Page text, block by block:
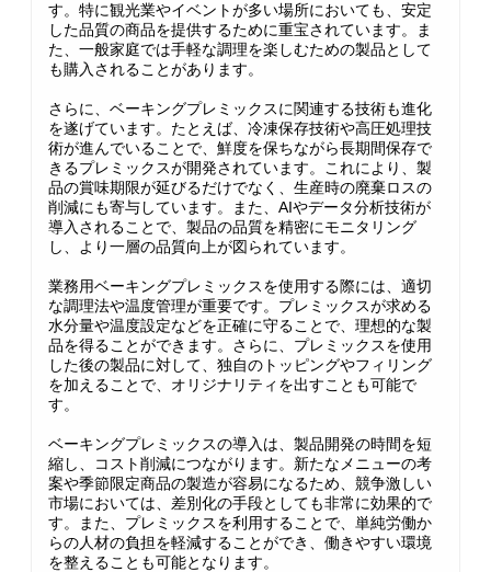
す。特に観光業やイベントが多い場所においても、安定
した品質の商品を提供するために重宝されています。ま
た、一般家庭では手軽な調理を楽しむための製品として
も購入されることがあります。
さらに、ベーキングプレミックスに関連する技術も進化
を遂げています。たとえば、冷凍保存技術や高圧処理技
術が進んでいることで、鮮度を保ちながら長期間保存で
きるプレミックスが開発されています。これにより、製
品の賞味期限が延びるだけでなく、生産時の廃棄ロスの
削減にも寄与しています。また、AIやデータ分析技術が
導入されることで、製品の品質を精密にモニタリング
し、より一層の品質向上が図られています。
業務用ベーキングプレミックスを使用する際には、適切
な調理法や温度管理が重要です。プレミックスが求める
水分量や温度設定などを正確に守ることで、理想的な製
品を得ることができます。さらに、プレミックスを使用
した後の製品に対して、独自のトッピングやフィリング
を加えることで、オリジナリティを出すことも可能で
す。
ベーキングプレミックスの導入は、製品開発の時間を短
縮し、コスト削減につながります。新たなメニューの考
案や季節限定商品の製造が容易になるため、競争激しい
市場においては、差別化の手段としても非常に効果的で
す。また、プレミックスを利用することで、単純労働か
らの人材の負担を軽減することができ、働きやすい環境
を整えることも可能となります。